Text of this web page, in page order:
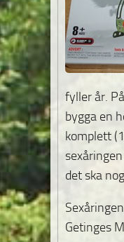
fyller år.
bygga en
komplett
det ska
Getinges